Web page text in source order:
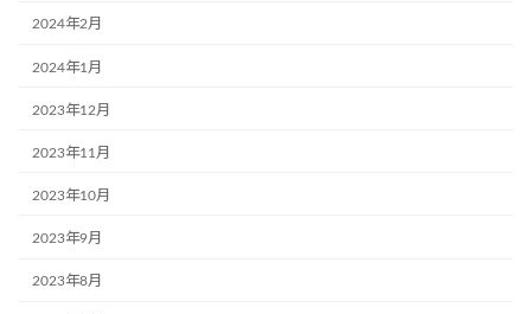
2024年2月
2024年1月
2023年12月
2023年11月
2023年10月
2023年9月
2023年8月